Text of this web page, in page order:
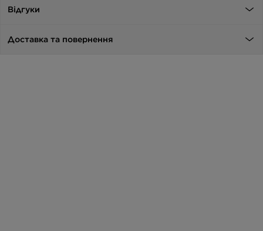
Відгуки
Доставка та повернення